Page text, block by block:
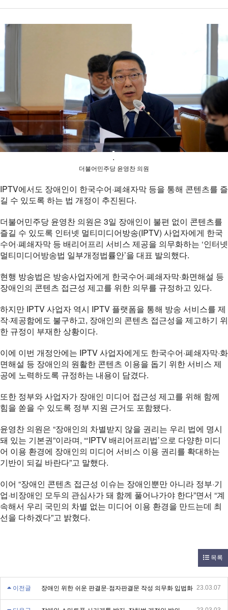
.
더불어민주당 윤영찬 의원
IPTV에서도 장애인이 한국수어·폐쇄자막 등을 통해 콘텐츠를 즐
길 수 있도록 하는 법 개정이 추진된다.
더불어민주당 윤영찬 의원은 3일 장애인이 불편 없이 콘텐츠를
즐길 수 있도록 인터넷 멀티미디어방송(IPTV) 사업자에게 한국
수어·폐쇄자막 등 배리어프리 서비스 제공을 의무화하는 ‘인터넷
멀티미디어방송법 일부개정법률안’을 대표 발의했다.
현행 방송법은 방송사업자에게 한국수어·폐쇄자막·화면해설 등
장애인의 콘텐츠 접근성 제고를 위한 의무를 규정하고 있다.
하지만 IPTV 사업자 역시 IPTV 플랫폼을 통해 방송 서비스를 제
작·제공함에도 불구하고, 장애인의 콘텐츠 접근성을 제고하기 위
한 규정이 부재한 상황이다.
이에 이번 개정안에는 IPTV 사업자에게도 한국수어·폐쇄자막·화
면해설 등 장애인의 원활한 콘텐츠 이용을 돕기 위한 서비스 제
공에 노력하도록 규정하는 내용이 담겼다.
또한 정부와 사업자가 장애인 미디어 접근성 제고를 위해 함께
힘을 쏟을 수 있도록 정부 지원 근거도 포함됐다.
윤영찬 의원은 “장애인의 차별받지 않을 권리는 우리 법에 명시
돼 있는 기본권”이라며, “‘IPTV 배리어프리법’으로 다양한 미디
어 이용 환경에 장애인의 미디어 서비스 이용 권리를 확대하는
기반이 되길 바란다”고 말했다.
이어 “장애인 콘텐츠 접근성 이슈는 장애인뿐만 아니라 정부·기
업·비장애인 모두의 관심사가 돼 함께 풀어나가야 한다”면서 “계
속해서 우리 국민의 차별 없는 미디어 이용 환경을 만드는데 최
선을 다하겠다”고 밝혔다.
목록
이전글 장애인 위한 쉬운 판결문·점자판결문 작성 의무화 입법화 23.03.07